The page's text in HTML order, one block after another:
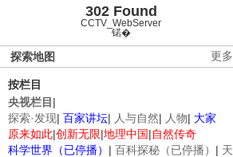
302 Found
CCTV_WebServer
锘�
更多
探索地图
按栏目
央视栏目 |
探索·发现| 百家讲坛| 人与自然| 人物| 大家
原来如此|创新无限|地理中国|自然传奇
科学世界（已停播） | 百科探秘（已停播） | 天
《人与自.. 《经典人..